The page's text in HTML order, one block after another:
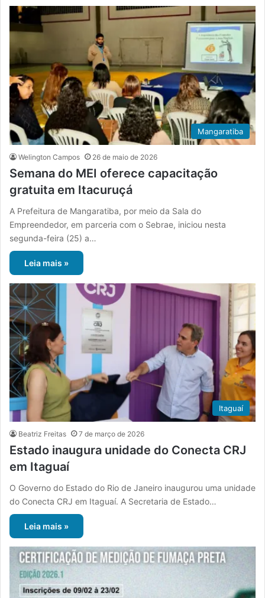
Mangaratiba
Welington Campos 26 de maio de 2026
Semana do MEI oferece capacitação
gratuita em Itacuruçá
A Prefeitura de Mangaratiba, por meio da Sala do
Empreendedor, em parceria com o Sebrae, iniciou nesta
segunda-feira (25) a…
Leia mais »
Itaguaí
Beatriz Freitas 7 de março de 2026
Estado inaugura unidade do Conecta CRJ
em Itaguaí
O Governo do Estado do Rio de Janeiro inaugurou uma unidade
do Conecta CRJ em Itaguaí. A Secretaria de Estado…
Leia mais »